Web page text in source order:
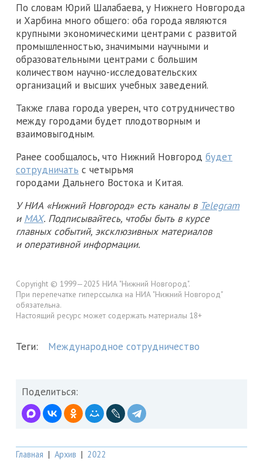
По словам Юрий Шалабаева, у Нижнего Новгорода
и Харбина много общего: оба города являются
крупными экономическими центрами с развитой
промышленностью, значимыми научными и
образовательными центрами с большим
количеством научно-исследовательских
организаций и высших учебных заведений.
Также глава города уверен, что сотрудничество
между городами будет плодотворным и
взаимовыгодным.
Ранее сообщалось, что Нижний Новгород будет
сотрудничать с четырьмя
городами Дальнего Востока и Китая.
У НИА «Нижний Новгород» есть каналы в Telegram
и MAX. Подписывайтесь, чтобы быть в курсе
главных событий, эксклюзивных материалов
и оперативной информации.
Copyright © 1999—2025 НИА "Нижний Новгород".
При перепечатке гиперссылка на НИА "Нижний Новгород"
обязательна.
Настоящий ресурс может содержать материалы 18+
Теги: Международное сотрудничество
Поделиться:
Главная | Архив | 2022